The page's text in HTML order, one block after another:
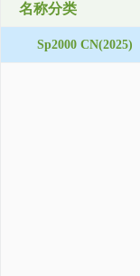
名称分类
Sp2000 CN(2025)